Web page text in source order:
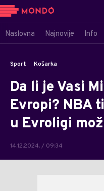
Naslovna Najnovije Info
Sport Košarka
Da li je Vasi
Evropi? NBA
u Evroligi
14.12.2024. / 09:34